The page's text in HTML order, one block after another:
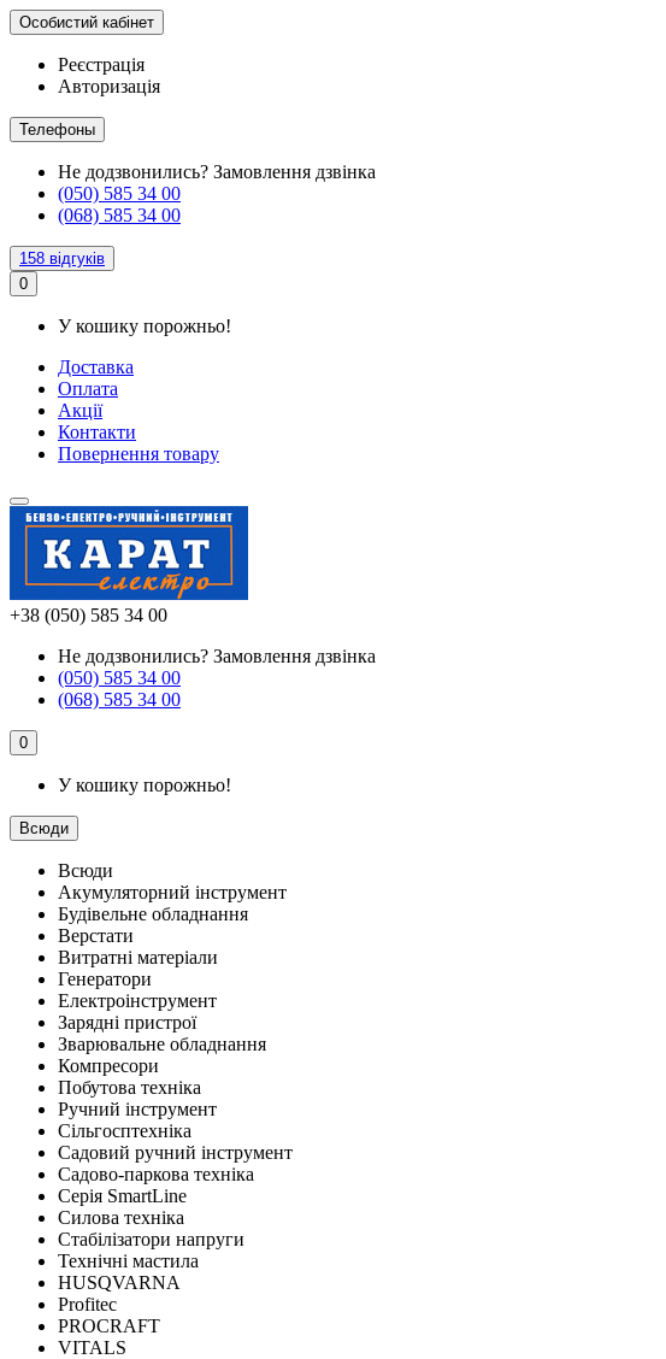
Особистий кабінет
Реєстрація
Авторизація
Телефоны
Не додзвонились? Замовлення дзвінка
(050) 585 34 00
(068) 585 34 00
158 відгуків
0
У кошику порожньо!
Доставка
Оплата
Акції
Контакти
Повернення товару
+38 (050) 585 34 00
Не додзвонились? Замовлення дзвінка
(050) 585 34 00
(068) 585 34 00
0
У кошику порожньо!
Всюди
Всюди
Акумуляторний інструмент
Будівельне обладнання
Верстати
Витратні матеріали
Генератори
Електроінструмент
Зарядні пристрої
Зварювальне обладнання
Компресори
Побутова техніка
Ручний інструмент
Сільгосптехніка
Садовий ручний інструмент
Садово-паркова техніка
Серія SmartLine
Силова техніка
Стабілізатори напруги
Технічні мастила
HUSQVARNA
Profitec
PROCRAFT
VITALS